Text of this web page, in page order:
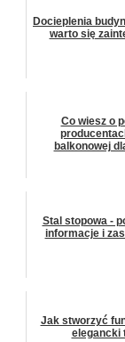
Docieplenia
warto się
Co wiesz o
balkonowej
Stal stopowa -
informacje i
Jak stworzyć
elegancki